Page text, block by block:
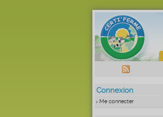
Connexion
Me connecter